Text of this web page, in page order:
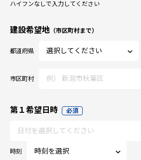
ハイフンなしで入力してください
建設希望地 （市区町村まで）
都道府県
市区町村
第１希望日時 必須
時刻